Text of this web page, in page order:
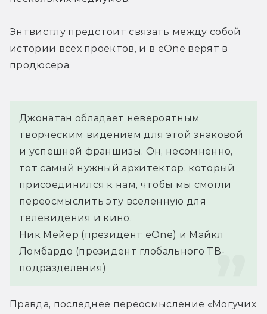
Энтвистлу предстоит связать между собой
истории всех проектов, и в eOne верят в
продюсера.
Джонатан обладает невероятным
творческим видением для этой знаковой
и успешной франшизы. Он, несомненно,
тот самый нужный архитектор, который
присоединился к нам, чтобы мы смогли
переосмыслить эту вселенную для
телевидения и кино.
Ник Мейер (президент eOne) и Майкл
Ломбардо (президент глобального ТВ-
подразделения)
Правда, последнее переосмысление «Могучих